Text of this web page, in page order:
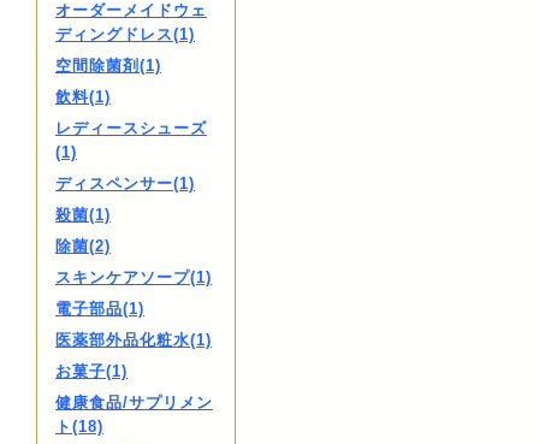
オーダーメイドウェ
ディングドレス(1)
空間除菌剤(1)
飲料(1)
レディースシューズ
(1)
ディスペンサー(1)
殺菌(1)
除菌(2)
スキンケアソープ(1)
電子部品(1)
医薬部外品化粧水(1)
お菓子(1)
健康食品/サプリメン
ト(18)